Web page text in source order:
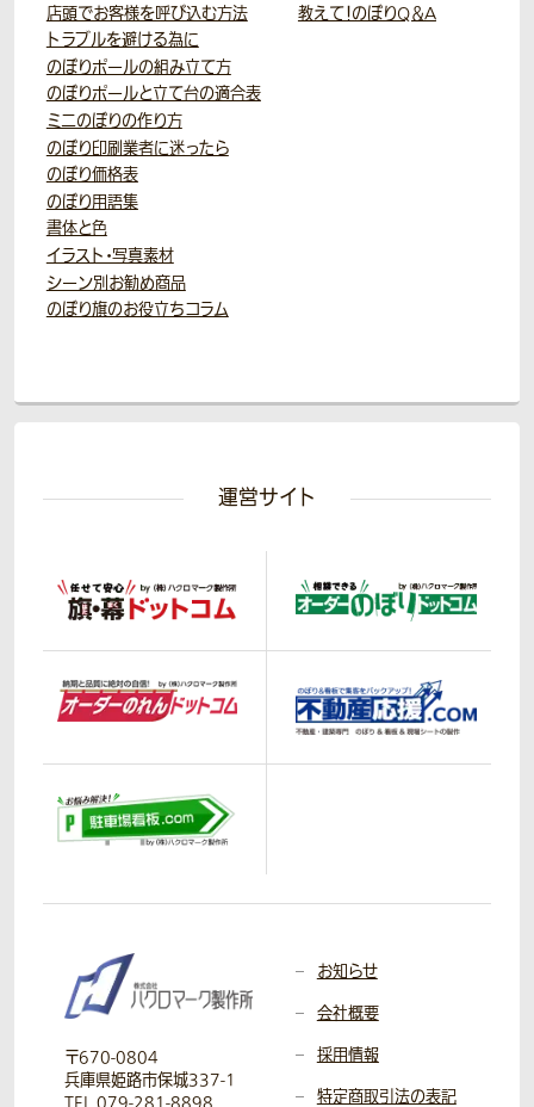
店頭でお客様を呼び込む方法
トラブルを避ける為に
のぼりポールの組み立て方
のぼりポールと立て台の適合表
ミニのぼりの作り方
のぼり印刷業者に迷ったら
のぼり価格表
のぼり用語集
書体と色
イラスト・写真素材
シーン別お勧め商品
のぼり旗のお役立ちコラム
教えて！のぼりQ＆A
運営サイト
〒670-0804
兵庫県姫路市保城337-1
お知らせ
会社概要
採用情報
特定商取引法の表記